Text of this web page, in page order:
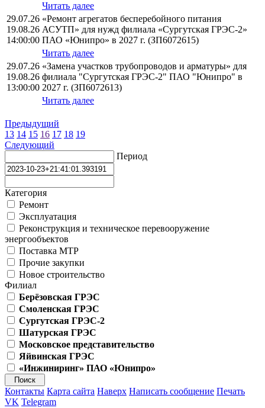
Читать далее
29.07.26
19.08.26
14:00:00
«Ремонт агрегатов бесперебойного питания
АСУТП» для нужд филиала «Сургутская ГРЭС-2»
ПАО «Юнипро» в 2027 г. (ЗП6072615)
Читать далее
29.07.26
19.08.26
13:00:00
«Замена участков трубопроводов и арматуры» для
филиала "Сургутская ГРЭС-2" ПАО "Юнипро" в
2027 г. (ЗП6072613)
Читать далее
Предыдущий
13 14 15 16 17 18 19
Следующий
Период
Категория
Ремонт
Эксплуатация
Реконструкция и техническое перевооружение
энергообъектов
Поставка МТР
Прочие закупки
Новое строительство
Филиал
Берёзовская ГРЭС
Смоленская ГРЭС
Сургутская ГРЭС-2
Шатурская ГРЭС
Московское представительство
Яйвинская ГРЭС
«Инжиниринг» ПАО «Юнипро»
Контакты Карта сайта Наверх Написать сообщение Печать
VK Telegram